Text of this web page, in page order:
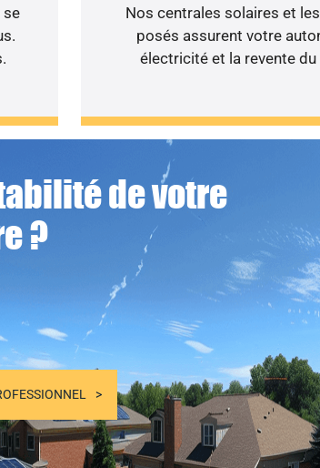
se
Nos centrales solaires et
posés assurent votre
électricité et la revente du
de votre
?